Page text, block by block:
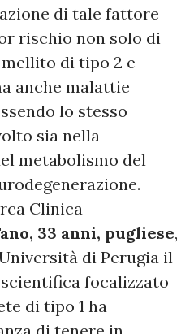
di tale fattore
rischio non solo di
di tipo 2 e
anche malattie
lo stesso
sia nella
metabolismo del
Clinica
33 anni, pugliese,
di Perugia il
focalizzato
di tipo 1 ha